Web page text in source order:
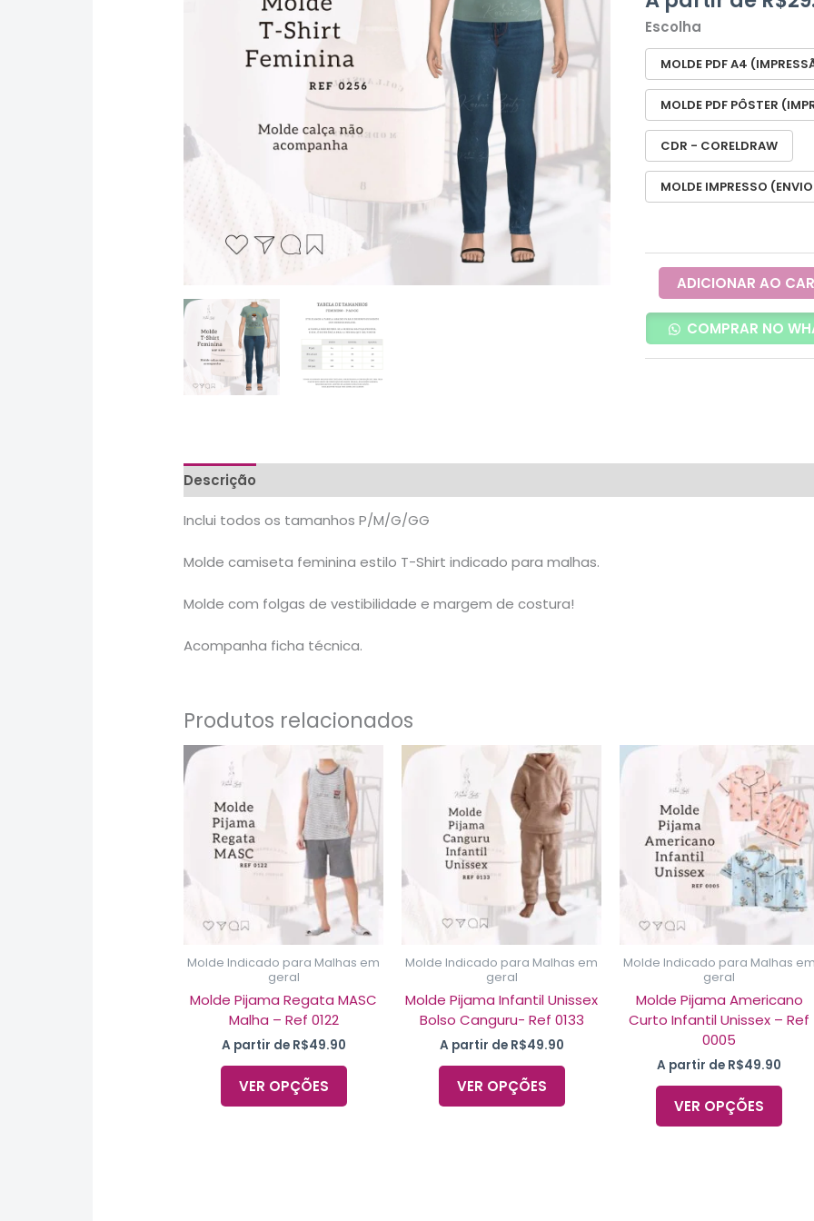
Escolha
MOLDE PDF A4
MOLDE PDF PÔSTER
CDR - CORELDRAW
MOLDE IMPRESSO
-
Ref
0256
quantidade
ADICIONAR AO
COMPRAR NO
Descrição
Inclui todos os tamanhos P/M/G/GG
Molde camiseta feminina estilo T-Shirt indicado para malhas.
Molde com folgas de vestibilidade e margem de costura!
Acompanha ficha técnica.
Produtos relacionados
Molde Indicado para Malhas em
geral
Molde Pijama Regata MASC
Malha – Ref 0122
A partir de R$49.90
VER OPÇÕES
Este
produto
tem
várias
variantes.
As
opções
podem
ser
escolhidas
do
Molde Indicado para Malhas em
geral
Molde Pijama Infantil Unissex
Bolso Canguru- Ref 0133
A partir de R$49.90
VER OPÇÕES
Este
produto
tem
várias
variantes.
As
podem
ser
escolhidas
do
produto
Molde Indicado para Malhas em
geral
Molde Pijama Americano
Curto Infantil Unissex – Ref
0005
A partir de R$49.90
VER OPÇÕES
Este
tem
várias
As
ser
do